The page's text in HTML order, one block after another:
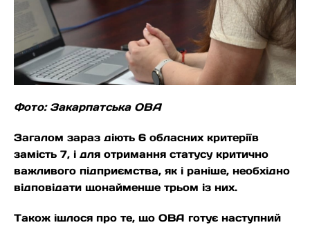
Фото: Закарпатська ОВА
Загалом зараз діють 6 обласних критеріїв
замість 7, і для отримання статусу критично
важливого підприємства, як і раніше, необхідно
відповідати щонайменше трьом із них.
Також ішлося про те, що ОВА готує наступний